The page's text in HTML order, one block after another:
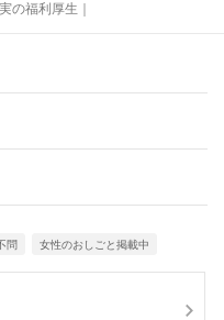
の福利厚生｜
問 女性のおしごと掲載中